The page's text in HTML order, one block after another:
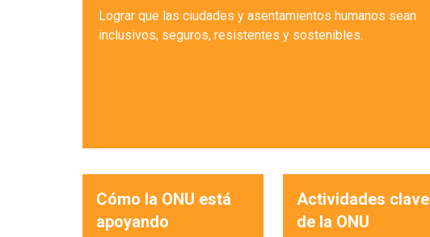
Lograr que las ciudades y asentamientos humanos sean
inclusivos, seguros, resistentes y sostenibles.
Cómo la ONU está
apoyando
Actividades clave
de la ONU